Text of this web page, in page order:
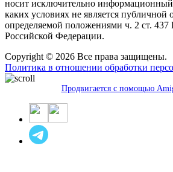
носит исключительно
каких условиях не является публичной
определяемой положениями ч. 2 ст. 437
Российской Федерации.
Copyright © 2026 Все права защищены.
Политика в отношении обработки
Продвигается с помощью